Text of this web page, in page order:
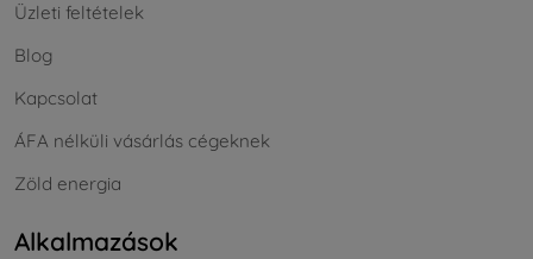
Üzleti feltételek
Blog
Kapcsolat
ÁFA nélküli vásárlás cégeknek
Zöld energia
Alkalmazások